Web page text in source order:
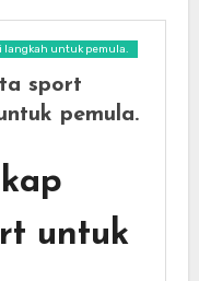
langkah untuk pemula.
sport
pemula.
untuk